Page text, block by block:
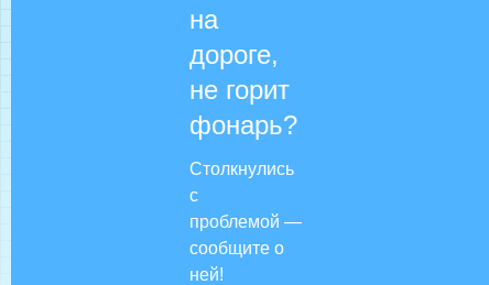
на
дороге,
не горит
фонарь?
Столкнулись
с
проблемой —
сообщите о
ней!